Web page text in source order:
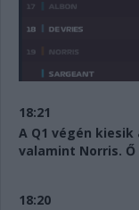
18:21
A Q1 végén
valamint Norris.
18:20